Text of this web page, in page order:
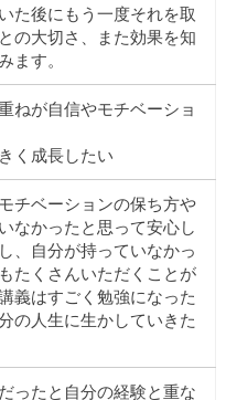
た後にもう一度それを取
の大切さ、また効果を知
ます。
ねが自信やモチベーショ
く成長したい
チベーションの保ち方や
なかったと思って安心し
、自分が持っていなかっ
たくさんいただくことが
義はすごく勉強になった
の人生に生かしていきた
ったと自分の経験と重な